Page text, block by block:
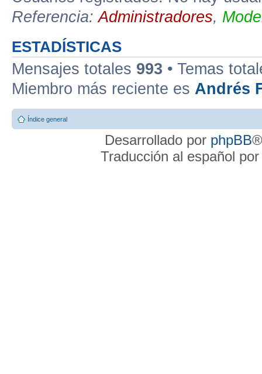
Referencia:Administradores,
ESTADÍSTICAS
Mensajes totales 993 • Temas
Miembro más reciente es Andrés
Índice general
Desarrollado por phpBB
Traducción al español